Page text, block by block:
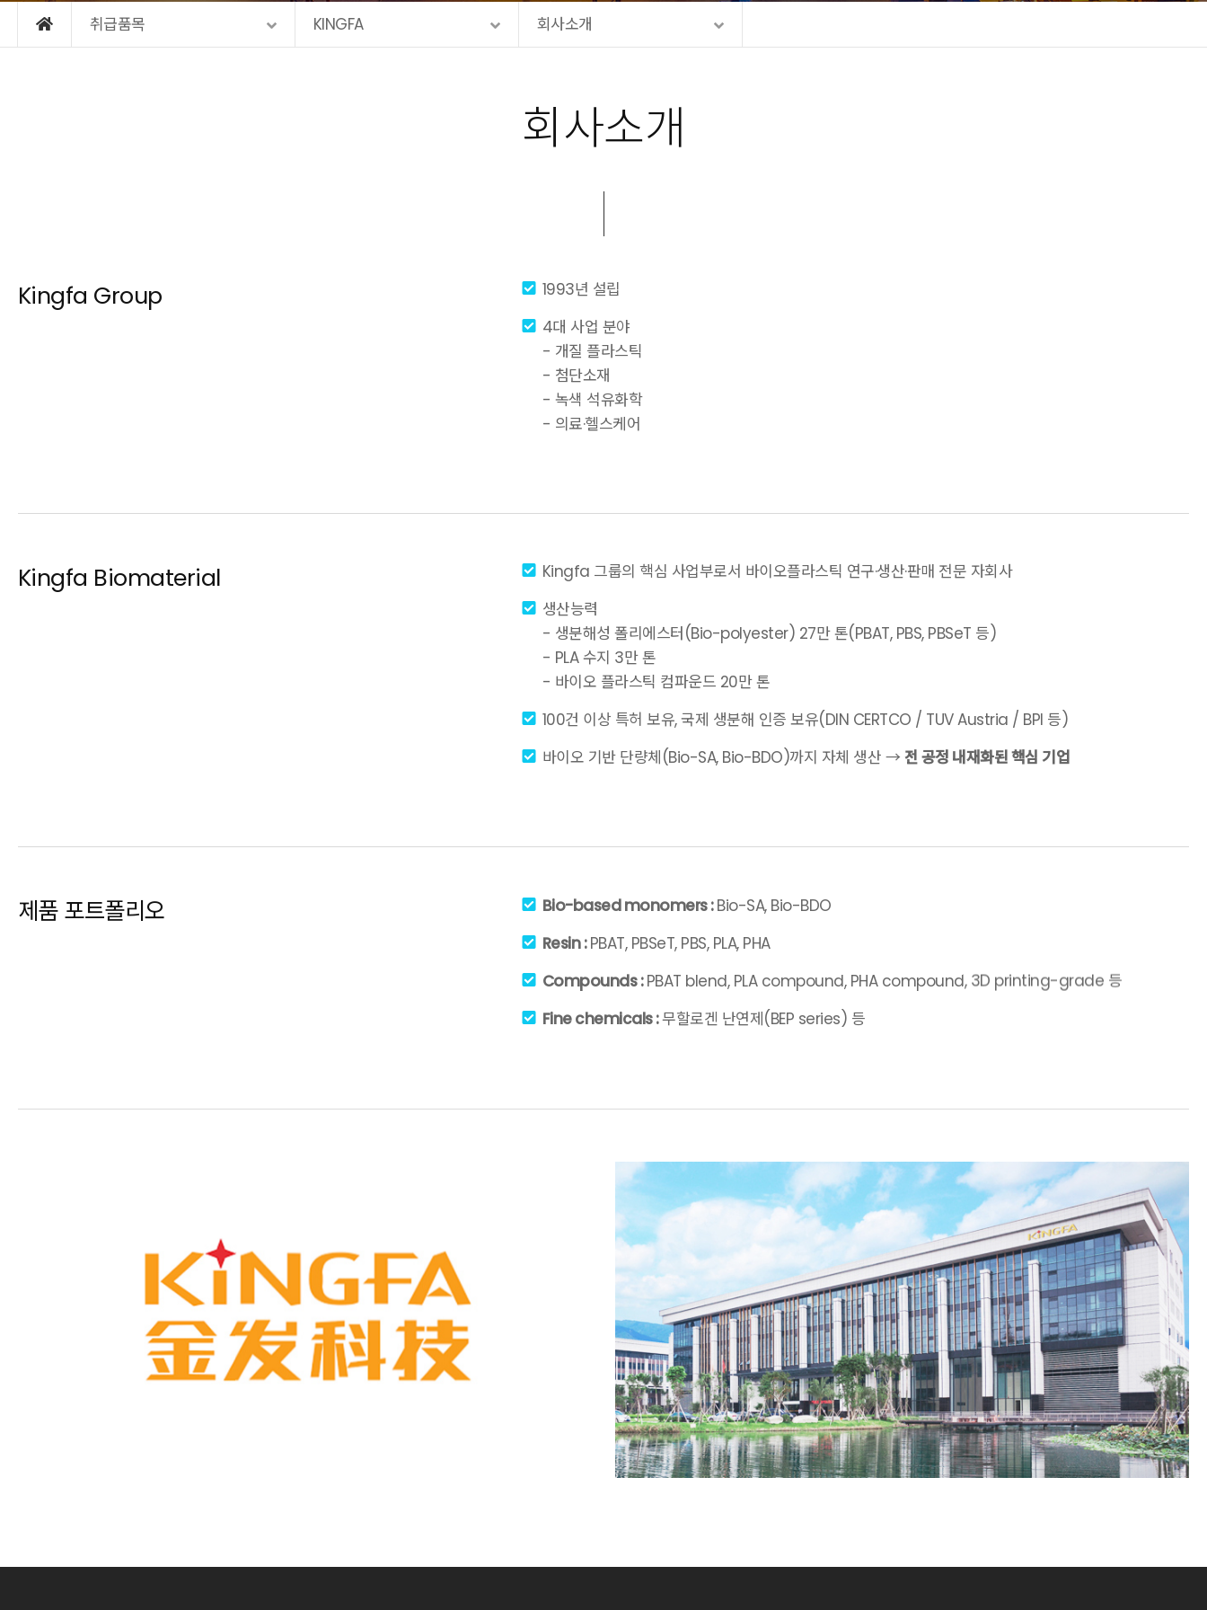
취급품목 KINGFA 회사소개
회사소개
Kingfa Group
1993년 설립
4대 사업 분야
- 개질 플라스틱
- 첨단소재
- 녹색 석유화학
- 의료·헬스케어
Kingfa Biomaterial
Kingfa 그룹의 핵심 사업부로서 바이오플라스틱 연구·생산·판매 전문 자회사
생산능력
- 생분해성 폴리에스터(Bio-polyester) 27만 톤(PBAT, PBS, PBSeT 등)
- PLA 수지 3만 톤
- 바이오 플라스틱 컴파운드 20만 톤
100건 이상 특허 보유, 국제 생분해 인증 보유(DIN CERTCO / TUV Austria / BPI 등)
바이오 기반 단량체(Bio-SA, Bio-BDO)까지 자체 생산 → 전 공정 내재화된 핵심 기업
제품 포트폴리오 Bio-based monomers :Bio-SA, Bio-BDO
Resin :PBAT, PBSeT, PBS, PLA, PHA
Compounds :PBAT blend, PLA compound, PHA compound, 3D printing-grade 등
Fine chemicals :무할로겐 난연제(BEP series) 등